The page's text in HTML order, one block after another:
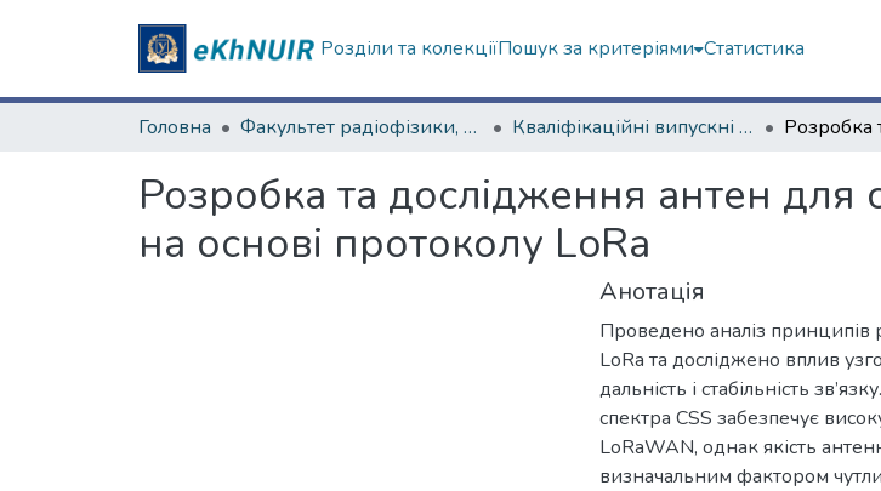
Розділи та колекціїПошук за критеріями Статистика
Головна Факультет радіофізики, біомедичної електроніки та комп’ютерних систем Кваліфікаційні випускні роботи магістрів. Факультет радіофізики, біомедичної електроніки та комп’ютерних систем
Розробка та дослідження антен для
на основі протоколу LoRa
Анотація
Проведено аналіз
LoRa та досліджено вплив
дальність і стабільність
спектра CSS забезпечує
LoRaWAN, однак якість
визначальним фактором